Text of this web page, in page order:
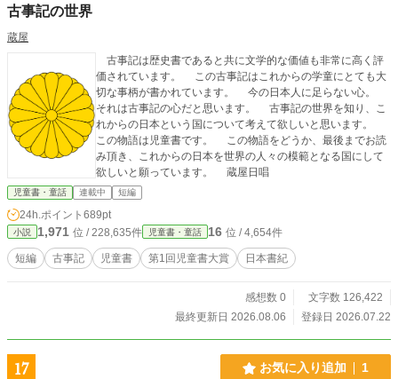
古事記の世界
蔵屋
古事記は歴史書であると共に文学的な価値も非常に高く評
価されています。 この古事記はこれからの学童にとても大
切な事柄が書かれています。 今の日本人に足らない心。
それは古事記の心だと思います。 古事記の世界を知り、こ
れからの日本という国について考えて欲しいと思います。
この物語は児童書です。 この物語をどうか、最後までお読
み頂き、これからの日本を世界の人々の模範となる国にして
欲しいと願っています。 蔵屋日唱
児童書・童話 連載中 短編
24h.ポイント 689pt
小説 1,971 位 / 228,635件 児童書・童話 16 位 / 4,654件
短編 古事記 児童書 第1回児童書大賞 日本書紀
感想数 0
文字数 126,422
最終更新日 2026.08.06
登録日 2026.07.22
17 お気に入り追加 1